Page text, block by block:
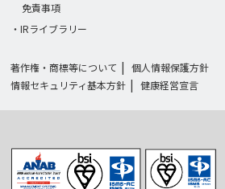
免責事項
・IRライブラリー
著作権・商標等について
個人情報保護方針
情報セキュリティ基本方針
健康経営宣言